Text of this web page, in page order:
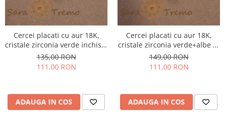
Cercei placati cu aur 18K,
cristale zirconia verde inchis +
albe în formă de floare
135,00 RON
111,00 RON
ADAUGA IN COS
Cercei placati cu aur 18K,
cristale zirconia verde+albe în
formă de floare
149,00 RON
111,00 RON
ADAUGA IN COS